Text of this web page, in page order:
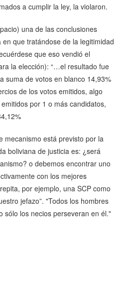
a cumplir la ley, la violaron.
una de las conclusiones
que tratándose de la legitimidad
que eso vendió el
la elección): “…el resultado fue
suma de votos en blanco 14,93%
de los votos emitidos, algo
por 1 o más candidatos,
mecanismo está previsto por la
boliviana de justicia es: ¿será
o debemos encontrar uno
con los mejores
por ejemplo, una SCP como
jefazo”. "Todos los hombres
sólo los necios perseveran en él."